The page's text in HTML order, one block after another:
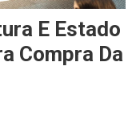
E Estado
Compra Da